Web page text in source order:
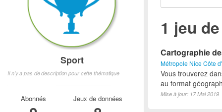
1 jeu
Cartographie
Métropole Nice Côte
Vous trouverez
au format
Mise à jour: 17 Mai 2019
Sport
Il n'y a pas de description pour cette thématique
Abonnés Jeux de données